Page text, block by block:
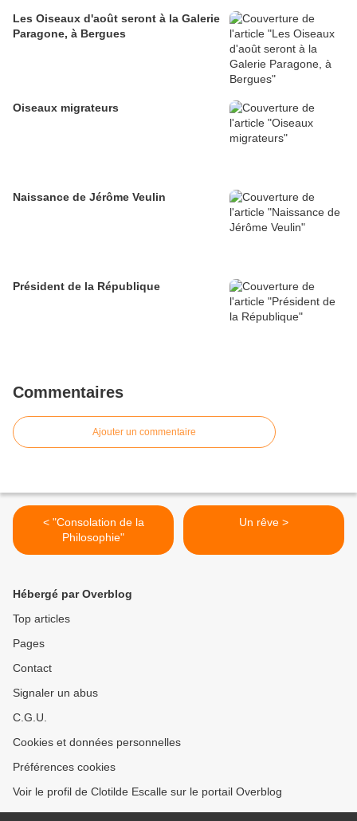
Les Oiseaux d'août seront à la Galerie
Paragone, à Bergues
Oiseaux migrateurs
Naissance de Jérôme Veulin
Président de la République
Commentaires
Ajouter un commentaire
< "Consolation de la
Philosophie"
Un rêve >
Hébergé par Overblog
Top articles
Pages
Contact
Signaler un abus
C.G.U.
Cookies et données personnelles
Préférences cookies
Voir le profil de Clotilde Escalle sur le portail Overblog